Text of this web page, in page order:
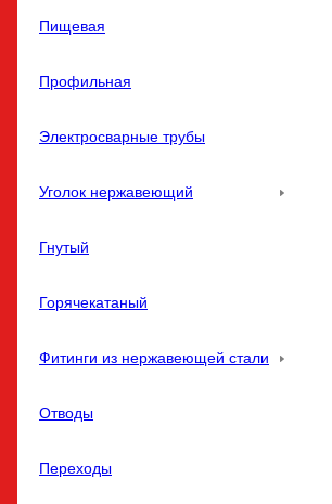
Пищевая
Профильная
Электросварные трубы
Уголок нержавеющий
Гнутый
Горячекатаный
Фитинги из нержавеющей стали
Отводы
Переходы